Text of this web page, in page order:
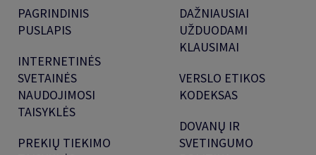
PAGRINDINIS
PUSLAPIS
INTERNETINĖS
SVETAINĖS
NAUDOJIMOSI
TAISYKLĖS
PREKIŲ TIEKIMO
DAŽNIAUSIAI
UŽDUODAMI
KLAUSIMAI
VERSLO ETIKOS
KODEKSAS
DOVANŲ IR
SVETINGUMO